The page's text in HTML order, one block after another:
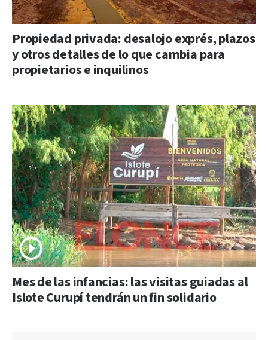
Propiedad privada: desalojo exprés, plazos
y otros detalles de lo que cambia para
propietarios e inquilinos
Mes de las infancias: las visitas guiadas al
Islote Curupí tendrán un fin solidario